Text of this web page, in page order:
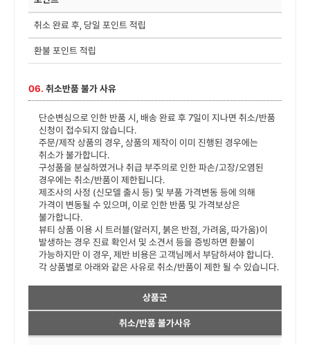
취소 완료 후, 당일 포인트 적립
환불 포인트 적립
06. 취소반품 불가 사유
단순변심으로 인한 반품 시, 배송 완료 후 7일이 지나면 취소/반품
신청이 접수되지 않습니다.
주문/제작 상품의 경우, 상품의 제작이 이미 진행된 경우에는
취소가 불가합니다.
구성품을 분실하였거나 취급 부주의로 인한 파손/고장/오염된
경우에는 취소/반품이 제한됩니다.
제조사의 사정 (신모델 출시 등) 및 부품 가격변동 등에 의해
가격이 변동될 수 있으며, 이로 인한 반품 및 가격보상은
불가합니다.
뷰티 상품 이용 시 트러블(알러지, 붉은 반점, 가려움, 따가움)이
발생하는 경우 진료 확인서 및 소견서 등을 증빙하면 환불이
가능하지만 이 경우, 제반 비용은 고객님께서 부담하셔야 합니다.
각 상품별로 아래와 같은 사유로 취소/반품이 제한 될 수 있습니다.
상품군
취소/반품 불가사유